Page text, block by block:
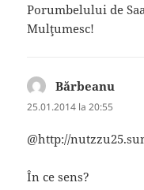
Porumbelului de
Mulţumesc!
Bărbeanu
25.01.2014 la 20:55
@http://
În ce sens?